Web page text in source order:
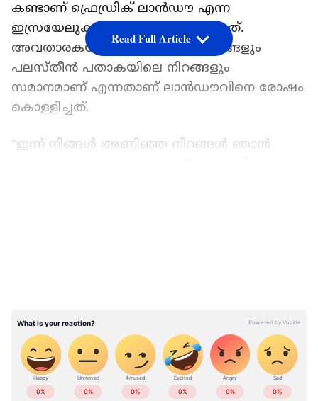
കണ്ടാണ് ഫ്രെഡ്രിക് ലാൻഡൗ എന്ന
ഇസ്രയേലുകാരന്‍ പ്രകോപിതനായത്.
അവതാരകയുടെ സാരിയിലെ നിറങ്ങളും
പലസ്തീന്‍ പതാകയിലെ നിറങ്ങളും
സമാനമാണ് എന്നതാണ് ലാൻഡൗവിനെ രോഷം
കൊള്ളിച്ചത്.
"ഇന്ന് നിങ്ങൾ അണിഞ്ഞ നിറങ്ങൾ ഞാന്‍
പരാമര്‍ശം.
അവതാരകയുടെ മറുപടി ഇങ്ങനെയായിരുന്നു-
"നമുക്ക് മതത്തിന്റെ അടിസ്ഥാനത്തിൽ
Read Full Article
ABOUT THE AUTHOR